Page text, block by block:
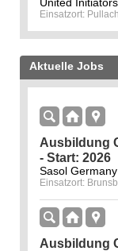
Einsatzort: Pullach
Aktuelle Jobs
Ausbildung
- Start: 2026
Einsatzort:
Ausbildung